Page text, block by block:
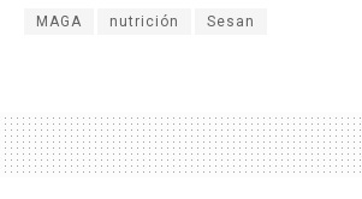
MAGA nutrición Sesan